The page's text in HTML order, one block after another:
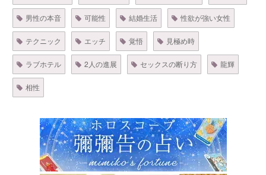
男性の本音 可能性 結婚生活 性欲が強い女性
テクニック エッチ 覚悟 見極め時
ラブホテル 2人の進展 セックスの断り方 龍輝
相性